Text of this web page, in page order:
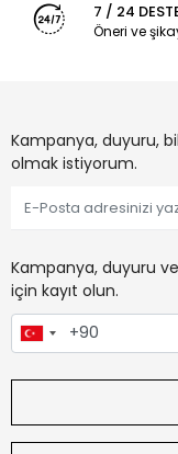
7 / 24
Öneri ve
Kampanya, duyuru,
olmak istiyorum.
Kampanya, duyuru
için kayıt olun.